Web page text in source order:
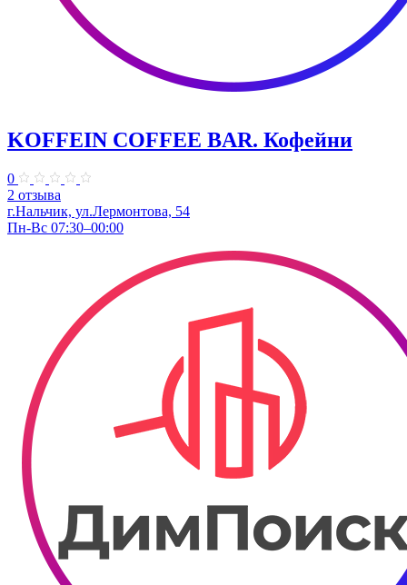
KOFFEIN COFFEE BAR. Кофейни
0
2 отзыва
г.Нальчик, ул.Лермонтова, 54
Пн-Вс 07:30–00:00